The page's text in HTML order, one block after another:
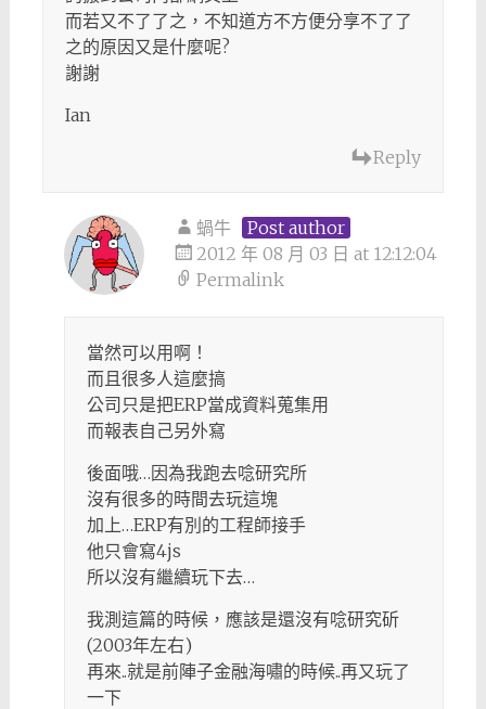
而若又不了了之，不知道方不方便分享不了了
之的原因又是什麼呢?
謝謝
Ian
Reply
蝸牛
Post author
2012 年 08 月 03 日 at 12:12:04
Permalink
當然可以用啊！
而且很多人這麼搞
公司只是把ERP當成資料蒐集用
而報表自己另外寫
後面哦…因為我跑去唸研究所
沒有很多的時間去玩這塊
加上…ERP有別的工程師接手
他只會寫4js
所以沒有繼續玩下去…
我測這篇的時候，應該是還沒有唸研究斫
(2003年左右)
再來..就是前陣子金融海嘯的時候..再又玩了
一下